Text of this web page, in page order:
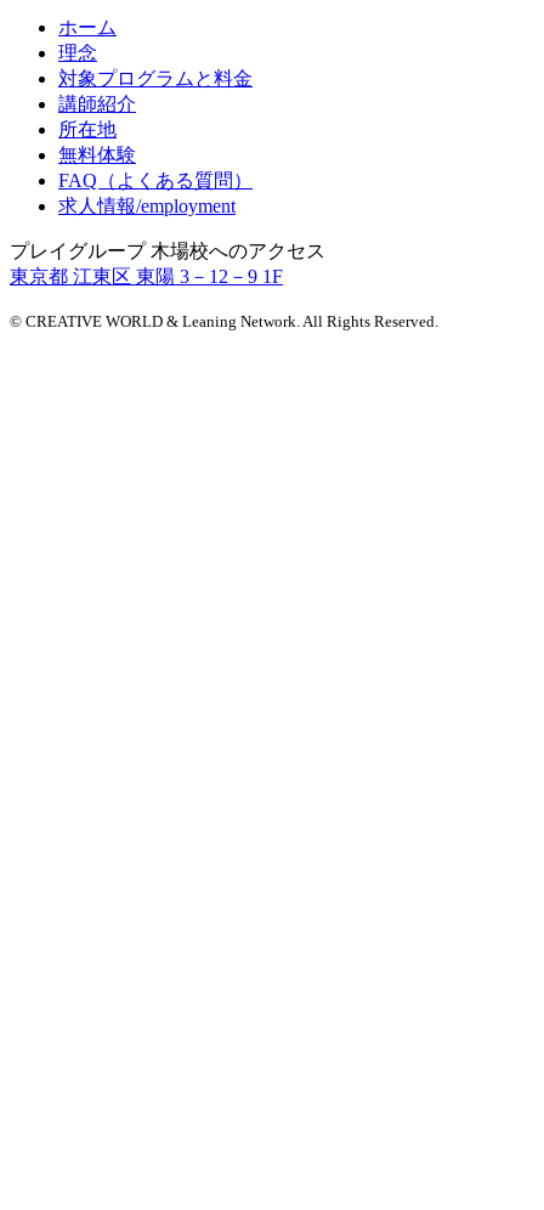
ホーム
理念
対象プログラムと料金
講師紹介
所在地
無料体験
FAQ（よくある質問）
求人情報/employment
プレイグループ 木場校へのアクセス
東京都 江東区 東陽 3－12－9 1F
© CREATIVE WORLD & Leaning Network. All Rights Reserved.